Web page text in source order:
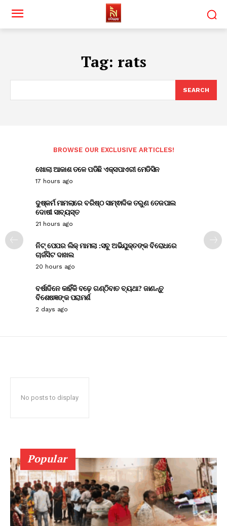
Tag: rats
SEARCH
BROWSE OUR EXCLUSIVE ARTICLES!
ଖୋଲା ଆକାଶ ତଳେ ପଡିଛି ଏକ୍ସପାଏରୀ ମେଡିସିନ
17 hours ago
ଦୁଷ୍କର୍ମ ମାମଲାରେ ବରିଷ୍ଠ ସାମ୍ଵାଦିକ ତରୁଣ ତେଜପାଲ
ଦୋଷୀ ସାବ୍ୟସ୍ତ
21 hours ago
ନିଟ୍ ପେପର ଲିକ୍ ମାମଲା :ସବୁ ଅଭିଯୁକ୍ତଙ୍କ ବିରୋଧରେ
ଚାର୍ଜସିଟ ଦାଖଲ
20 hours ago
ବର୍ଷାଦିନେ କାହିଁକି ବଢ଼େ ଗଣ୍ଠିବାତ ବ୍ୟଥା? ଜାଣନ୍ତୁ
ବିଶେଷଜ୍ଞଙ୍କ ପରାମର୍ଶ
2 days ago
No posts to display
Popular